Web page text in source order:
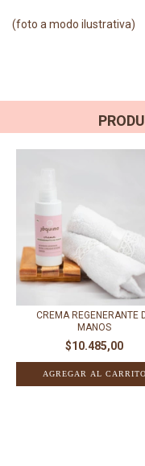
(foto a modo ilustrativa)
CREMA REGENERANTE
MANOS
$10.485,00